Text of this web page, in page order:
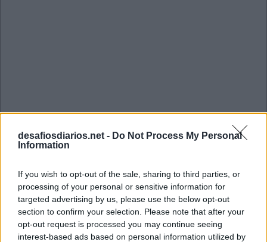
desafiosdiarios.net - Do Not Process My Personal
Information
If you wish to opt-out of the sale, sharing to third parties, or
processing of your personal or sensitive information for
targeted advertising by us, please use the below opt-out
section to confirm your selection. Please note that after your
opt-out request is processed you may continue seeing
interest-based ads based on personal information utilized by